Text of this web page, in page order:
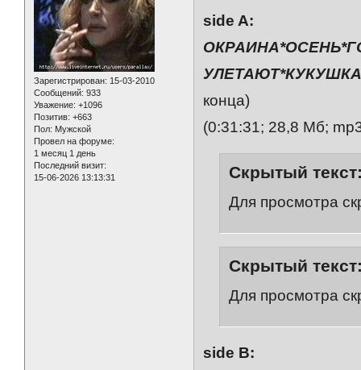
Зарегистрирован: 15-03-2010
Сообщений: 933
Уважение: +1096
Позитив: +663
Пол: Мужской
Провел на форуме:
1 месяц 1 день
Последний визит:
15-06-2026 13:13:31
side A:
конца)
(0:31:31; 28,8 Мб;
Скрытый
Для просмотра
Скрытый
Для просмотра
side B: